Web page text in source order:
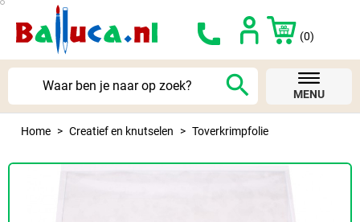
(0)
search MENU
Home Creatief en knutselen Toverkrimpfolie